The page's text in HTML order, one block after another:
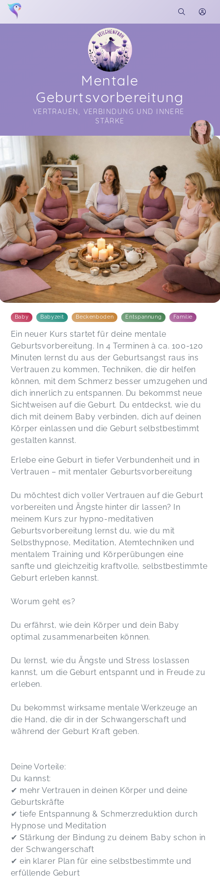
Mentale
Geburtsvorbereitung
VERTRAUEN, VERBINDUNG UND INNERE
STÄRKE
Soon you will learn more about me here...
Baby Babyzeit Beckenboden Entspannung Familie
Ein neuer Kurs startet für deine mentale
Geburtsvorbereitung. In 4 Terminen à ca. 100-120
Minuten lernst du aus der Geburtsangst raus ins
Vertrauen zu kommen, Techniken, die dir helfen
können, mit dem Schmerz besser umzugehen und
dich innerlich zu entspannen. Du bekommst neue
Sichtweisen auf die Geburt. Du entdeckst, wie du
dich mit deinem Baby verbinden, dich auf deinen
Körper einlassen und die Geburt selbstbestimmt
gestalten kannst.
Erlebe eine Geburt in tiefer Verbundenheit und in
Vertrauen – mit mentaler Geburtsvorbereitung
Du möchtest dich voller Vertrauen auf die Geburt
vorbereiten und Ängste hinter dir lassen? In
meinem Kurs zur hypno-meditativen
Geburtsvorbereitung lernst du, wie du mit
Selbsthypnose, Meditation, Atemtechniken und
mentalem Training und Körperübungen eine
sanfte und gleichzeitig kraftvolle, selbstbestimmte
Geburt erleben kannst.
Worum geht es?
Du erfährst, wie dein Körper und dein Baby
optimal zusammenarbeiten können.
Du lernst, wie du Ängste und Stress loslassen
kannst, um die Geburt entspannt und in Freude zu
erleben.
Du bekommst wirksame mentale Werkzeuge an
die Hand, die dir in der Schwangerschaft und
während der Geburt Kraft geben.
Deine Vorteile:
Du kannst:
✔ mehr Vertrauen in deinen Körper und deine
Geburtskräfte
✔ tiefe Entspannung & Schmerzreduktion durch
Hypnose und Meditation
✔ Stärkung der Bindung zu deinem Baby schon in
der Schwangerschaft
✔ ein klarer Plan für eine selbstbestimmte und
erfüllende Geburt